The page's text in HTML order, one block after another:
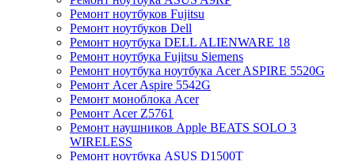
Ремонт ноутбуков Fujitsu
Ремонт ноутбуков Dell
Ремонт ноутбука DELL ALIENWARE 18
Ремонт ноутбука Fujitsu Siemens
Ремонт ноутбука ноутбука Acer ASPIRE 5520G
Ремонт Acer Aspire 5542G
Ремонт моноблока Acer
Ремонт Acer Z5761
Ремонт наушников Apple BEATS SOLO 3
WIRELESS
Ремонт ноутбука ASUS D1500T